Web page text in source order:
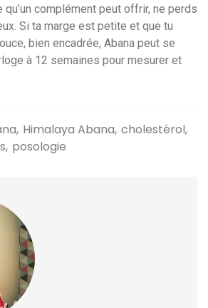
complément peut offrir, ne perds
Si ta marge est petite et que tu
bien encadrée, Abana peut se
à 12 semaines pour mesurer et
Himalaya Abana cholestérol
posologie